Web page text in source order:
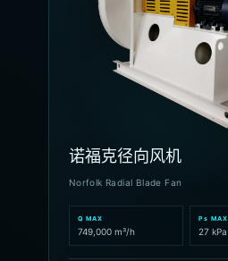
诺福克径向风机
Norfolk Radial Blade Fan
Q MAX
749,000 m³/h
Ps MAX
27 kPa